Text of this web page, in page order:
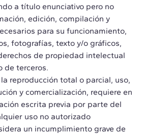
a título enunciativo pero no
edición, compilación y
para su funcionamiento,
fotografías, texto y/o gráficos,
de propiedad intelectual
de terceros.
reproducción total o parcial, uso,
y comercialización, requiere en
escrita previa por parte del
uso no autorizado
un incumplimiento grave de